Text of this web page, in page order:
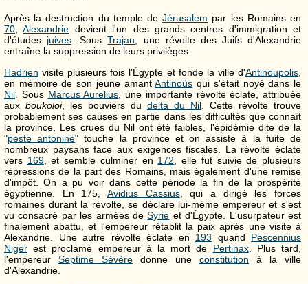
Après la destruction du temple deJérusalem par les Romains en
70 ,Alexandrie devient l'un des grands centres d'immigration et
d'études juives . SousTrajan , une révolte des Juifs d'Alexandrie
entraîne la suppression de leurs privilèges.
Hadrien visite plusieurs fois l'Égypte et fonde la ville d'Antinoupolis
en mémoire de son jeune amantAntinoüs qui s'était noyé dans le
Nil . Sous Marcus Aurelius , une importante révolte éclate, attribuée
aux boukoloi, les bouviers du delta du Nil . Cette révolte trouve
probablement ses causes en partie dans les difficultés que connaît
la province. Les crues du Nil ont été faibles, l'épidémie dite de la
"peste antonine" touche la province et on assiste à la fuite de
nombreux paysans face aux exigences fiscales. La révolte éclate
vers 169, et semble culminer en 172 , elle fut suivie de plusieurs
répressions de la part des Romains, mais également d'une remise
d'impôt. On a pu voir dans cette période la fin de la prospérité
égyptienne. En 175, Avidius Cassius, qui a dirigé les forces
romaines durant la révolte, se déclare lui-même empereur et s'est
vu consacré par les armées deSyrie et d'Égypte. L'usurpateur est
finalement abattu, et l'empereur rétablit la paix après une visite à
Alexandrie. Une autre révolte éclate en 193 quand Pescennius
Niger est proclamé empereur à la mort de Pertinax. Plus tard,
l'empereur Septime Sévère donne une constitution à la ville
d'Alexandrie.